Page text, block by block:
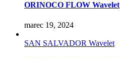
ORINOCO FLOW Wavelet
marec 19, 2024
SAN SALVADOR Wavelet